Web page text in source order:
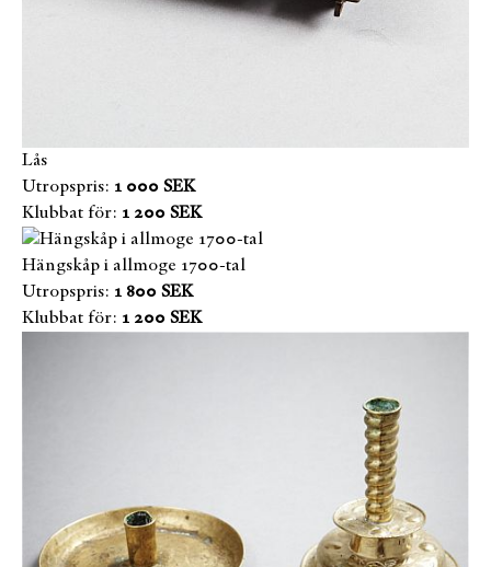
Lås
Utropspris: 1 000 SEK
Klubbat för: 1 200 SEK
Hängskåp i allmoge 1700-tal
Utropspris: 1 800 SEK
Klubbat för: 1 200 SEK